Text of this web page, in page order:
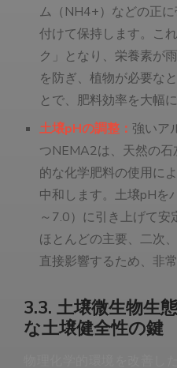
ム（NH4+）などの正
付けて保持します。こ
ク」となり、栄養素が
を防ぎ、植物が必要な
とで、肥料効率を大幅
土壌pHの調整： 強いア
つNEMA2は、天然の
的な化学肥料の使用に
中和します。土壌pHを
～7.0）に引き上げて
ほとんどの主要、二次
直接影響するため、非常
3.3. 土壌微生物生
な土壌健全性の鍵